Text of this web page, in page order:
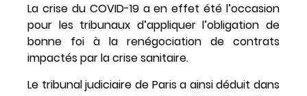
La crise du COVID-19 a en effet été l’occasion
pour les tribunaux d’appliquer l’obligation de
bonne foi à la renégociation de contrats
impactés par la crise sanitaire.
Le tribunal judiciaire de Paris a ainsi déduit dans